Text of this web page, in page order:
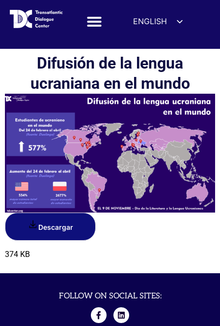
ENGLISH
FRANÇAIS
УКРАЇНСЬКА
简体中文
العربية
ITALIANO
Difusión de la lengua
ucraniana en el mundo
Descargar
374 KB
FOLLOW ON SOCIAL SITES: